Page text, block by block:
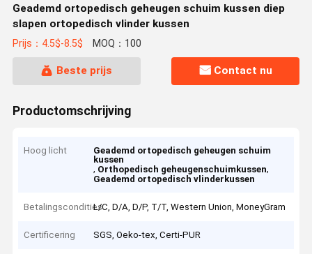
Geademd ortopedisch geheugen schuim kussen diep
slapen ortopedisch vlinder kussen
Prijs：4.5$-8.5$ MOQ：100
Beste prijs Contact nu
Productomschrijving
Hoog licht
Geademd ortopedisch geheugen schuim
kussen
, Orthopedisch geheugenschuimkussen,
Geademd ortopedisch vlinderkussen
BetalingsconditiesL/C, D/A, D/P, T/T, Western Union, MoneyGram
Certificering SGS, Oeko-tex, Certi-PUR